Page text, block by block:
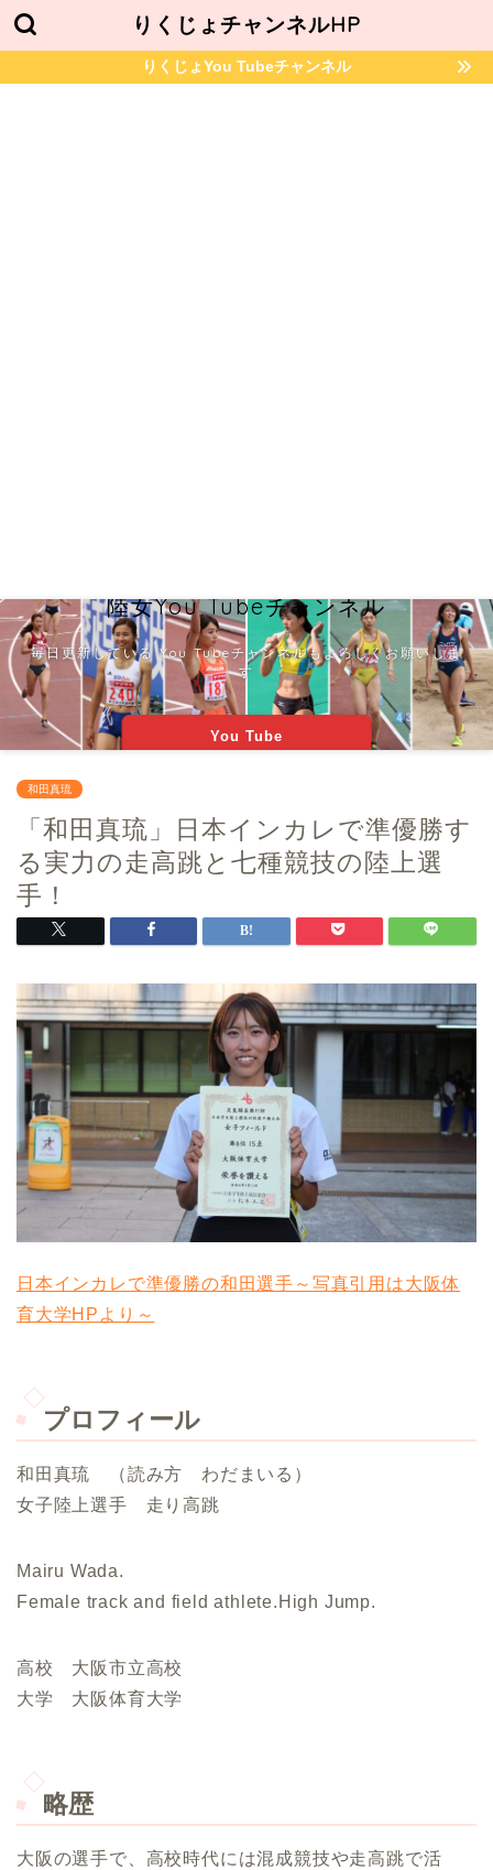
りくじょチャンネルHP
りくじょYou Tubeチャンネル
陸女You Tubeチャンネル
毎日更新している You Tubeチャンネルもよろしくお願いしま
す
You Tube
和田真琉
「和田真琉」日本インカレで準優勝す
る実力の走高跳と七種競技の陸上選
手！
日本インカレで準優勝の和田選手～写真引用は大阪体
育大学HPより～
プロフィール
和田真琉 （読み方 わだまいる）
女子陸上選手 走り高跳
Mairu Wada.
Female track and field athlete.High Jump.
高校 大阪市立高校
大学 大阪体育大学
略歴
大阪の選手で、高校時代には混成競技や走高跳で活